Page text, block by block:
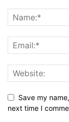
Save my
next time I